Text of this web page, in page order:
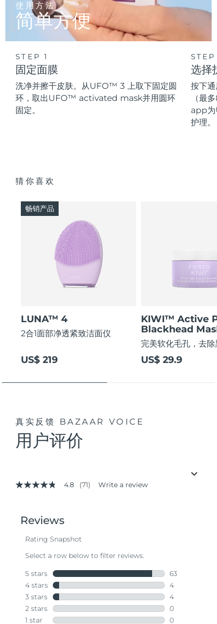
使用方法
简单方便
STEP 1
固定面膜
洗净并擦干皮肤。从UFO™ 3 上取下固定圆
环，取出UFO™ activated mask并用圆环
固定。
选择
按下
（最
app
护理。
猜你喜欢
LUNA™ 4
2合1面部净透紧致洁面仪
US$ 219
畅销产品
KIWI™ Active
Blackhead
完美软化毛孔，去
US$ 29.9
真实反馈 BAZAAR VOICE
用户评价
4.8
stars,
average
value.
Same
page
link.
4.8 (71) Write a review